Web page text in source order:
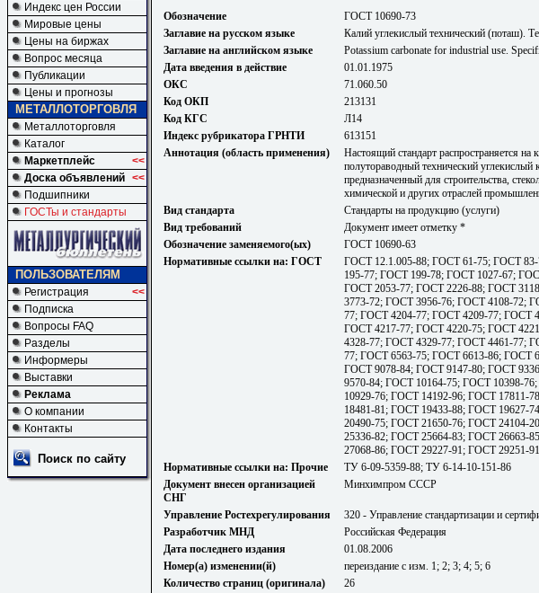
Индекс цен России
Мировые цены
Цены на биржах
Вопрос месяца
Публикации
Цены и прогнозы
МЕТАЛЛОТОРГОВЛЯ
Металлоторговля
Каталог
Маркетплейс
<<
Доска объявлений <<
Подшипники
ГОСТы и стандарты
ПОЛЬЗОВАТЕЛЯМ
Регистрация
<<
Подписка
Вопросы FAQ
Разделы
Информеры
Выставки
Реклама
О компании
Контакты
Поиск по сайту
Обозначение
ГОСТ 10690-73
Заглавие на русском языке
Калий углекислый технический (поташ).
Заглавие на английском языке
Potassium carbonate for industrial use.
Дата введения в действие
01.01.1975
ОКС
71.060.50
Код ОКП
213131
Код КГС
Л14
Индекс рубрикатора ГРНТИ
613151
Аннотация (область применения)
Настоящий стандарт распространяется на
полутораводный технический углекислый
предназначенный для строительства,
химической и других отраслей
Вид стандарта
Стандарты на продукцию (услуги)
Вид требований
Документ имеет отметку *
Обозначение заменяемого(ых)
ГОСТ 10690-63
Нормативные ссылки на: ГОСТ
ГОСТ 12.1.005-88; ГОСТ 61-75; ГОСТ
195-77; ГОСТ 199-78; ГОСТ 1027-67;
ГОСТ 2053-77; ГОСТ 2226-88; ГОСТ
3773-72; ГОСТ 3956-76; ГОСТ 4108-72;
77; ГОСТ 4204-77; ГОСТ 4209-77; ГОСТ
ГОСТ 4217-77; ГОСТ 4220-75; ГОСТ
4328-77; ГОСТ 4329-77; ГОСТ 4461-77;
77; ГОСТ 6563-75; ГОСТ 6613-86; ГОСТ
ГОСТ 9078-84; ГОСТ 9147-80; ГОСТ
9570-84; ГОСТ 10164-75; ГОСТ 10398-
10929-76; ГОСТ 14192-96; ГОСТ 17811-
18481-81; ГОСТ 19433-88; ГОСТ 19627-
20490-75; ГОСТ 21650-76; ГОСТ 24104-
25336-82; ГОСТ 25664-83; ГОСТ 26663-
27068-86; ГОСТ 29227-91; ГОСТ 29251-91
Нормативные ссылки на: Прочие
ТУ 6-09-5359-88; ТУ 6-14-10-151-86
Документ внесен организацией
СНГ
Минхимпром СССР
Управление Ростехрегулирования
320 - Управление стандартизации и
Разработчик МНД
Российская Федерация
Дата последнего издания
01.08.2006
Номер(а) изменении(й)
переиздание с изм. 1; 2; 3; 4; 5; 6
Количество страниц (оригинала)
26